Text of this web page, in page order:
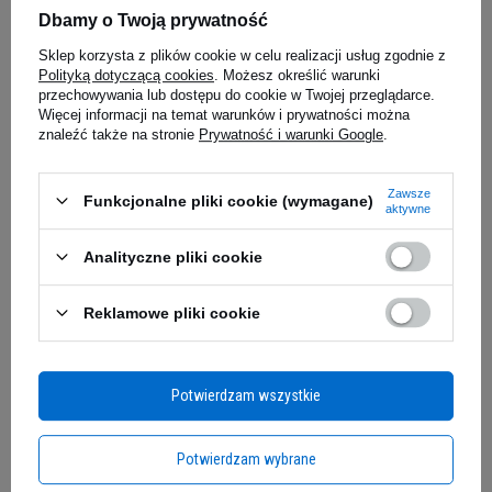
Zero Drink od OSHEE to rewolucyjny napój
łączący intensywne orzeźwienie z zerowym
obciążeniem kalorycznym. Formuła wzbogacona
witaminami i naturalnymi ekstraktami
cytrusowymi zapewnia nie tylko wyjątkowe
doznania smakowe, ale również cenne składniki
odżywcze dla Twojego organizmu. To doskonała
propozycja dla osób aktywnych, dbających o linię i
poszukujących zdrowej alternatywy dla
ORZEŹWIENIE BEZ
KOMPROMISÓW
5.00 (8)
BESTSELLER
259,00 zł
0,06 zł / g
222,99
Zapytaj o produkt
E-mail
Dbamy o Twoją prywatność
Sklep korzysta z plików cookie w celu realizacji usług zgodnie z
Polityką dotyczącą cookies . Możesz określić warunki
przechowywania lub dostępu do cookie w Twojej przeglądarce.
Więcej informacji na temat warunków i prywatności można
znaleźć także na stronie Prywatność i warunki Google
Funkcjonalne pliki cookie (wymagane)
Zawsze
aktywne
Analityczne pliki cookie
Reklamowe pliki cookie
Potwierdzam wybrane
Potwierdzam wszystkie